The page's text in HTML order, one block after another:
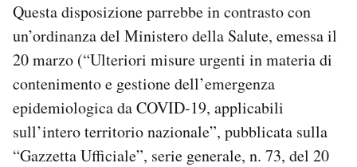
Questa disposizione parrebbe in contrasto con
un’ordinanza del Ministero della Salute, emessa il
20 marzo (“Ulteriori misure urgenti in materia di
contenimento e gestione dell’emergenza
epidemiologica da COVID-19, applicabili
sull’intero territorio nazionale”, pubblicata sulla
“Gazzetta Ufficiale”, serie generale, n. 73, del 20